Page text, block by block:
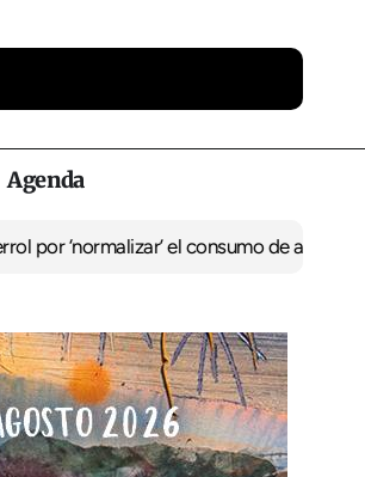
Agenda
el consumo de alcoholDe Perlío a